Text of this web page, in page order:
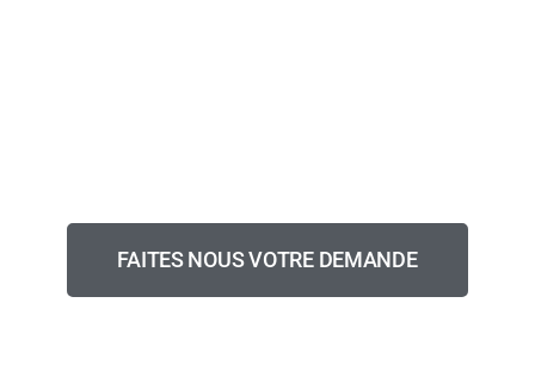
FAITES NOUS VOTRE DEMANDE